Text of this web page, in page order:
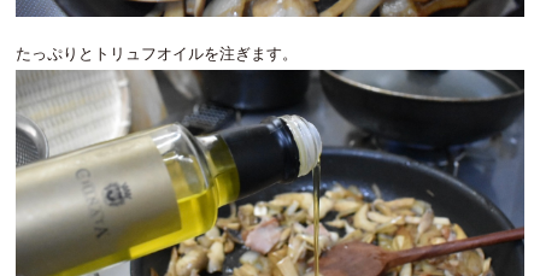
たっぷりとトリュフオイルを注ぎます。